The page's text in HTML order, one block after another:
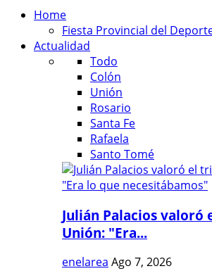
Home
Fiesta Provincial del
Actualidad
Todo
Colón
Unión
Rosario
Santa Fe
Rafaela
Santo Tomé
Julián Palacios valoró
Unión: "Era...
enelarea Ago 7, 2026